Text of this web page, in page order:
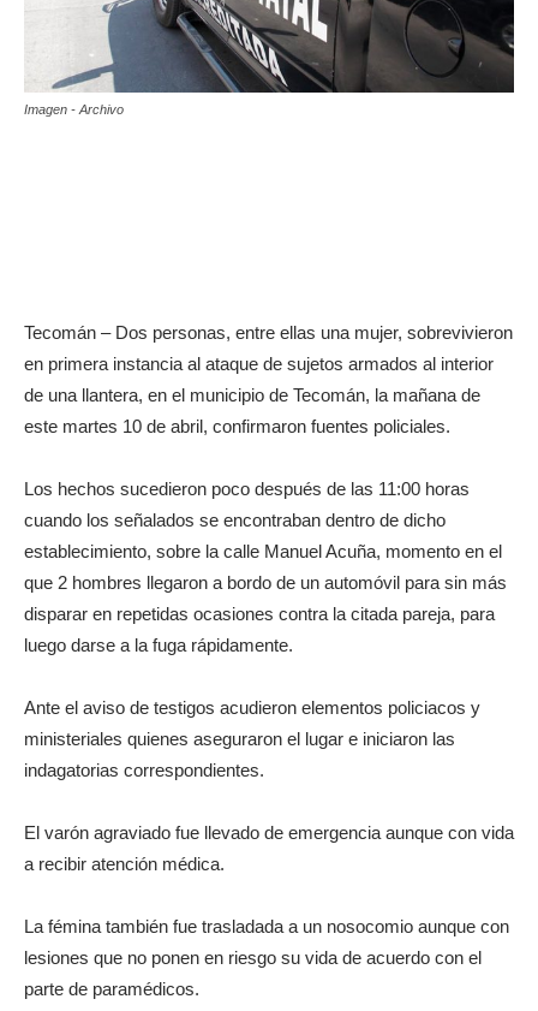
Imagen - Archivo
Tecomán – Dos personas, entre ellas una mujer, sobrevivieron
en primera instancia al ataque de sujetos armados al interior
de una llantera, en el municipio de Tecomán, la mañana de
este martes 10 de abril, confirmaron fuentes policiales.
Los hechos sucedieron poco después de las 11:00 horas
cuando los señalados se encontraban dentro de dicho
establecimiento, sobre la calle Manuel Acuña, momento en el
que 2 hombres llegaron a bordo de un automóvil para sin más
disparar en repetidas ocasiones contra la citada pareja, para
luego darse a la fuga rápidamente.
Ante el aviso de testigos acudieron elementos policiacos y
ministeriales quienes aseguraron el lugar e iniciaron las
indagatorias correspondientes.
El varón agraviado fue llevado de emergencia aunque con vida
a recibir atención médica.
La fémina también fue trasladada a un nosocomio aunque con
lesiones que no ponen en riesgo su vida de acuerdo con el
parte de paramédicos.